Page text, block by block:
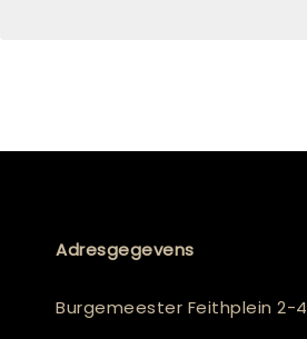
Adresgegevens
Burgemeester Feithplein 2-4